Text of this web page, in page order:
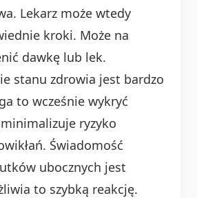
Lekarz może wtedy
kroki. Może na
dawkę lub lek.
stanu zdrowia jest bardzo
to wcześnie wykryć
ryzyko
Świadomość
ubocznych jest
to szybką reakcję.